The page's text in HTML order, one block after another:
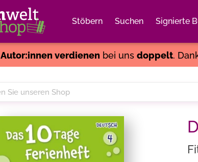
Stöbern Suchen Signierte
Autor:innen verdienenbei uns doppelt.